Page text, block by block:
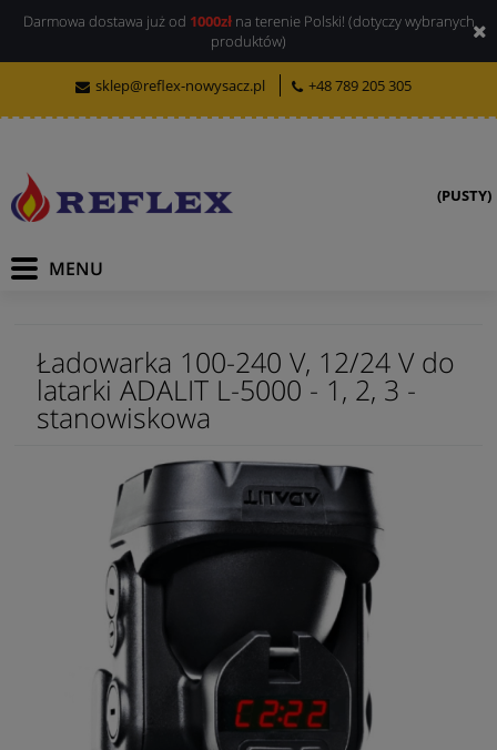
Darmowa dostawa już od 1000złna terenie Polski! (dotyczy wybranych
produktów)
sklep@reflex-nowysacz.pl +48 789 205 305
(PUSTY)
Ładowarka 100-240 V, 12/24 V do
latarki ADALIT L-5000 - 1, 2, 3 -
stanowiskowa